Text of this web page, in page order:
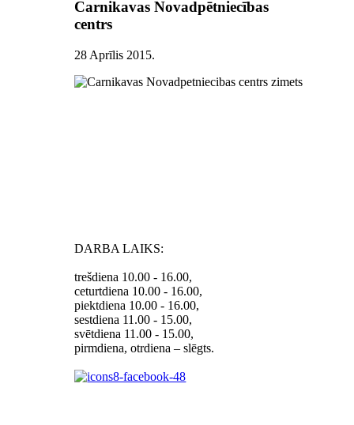
Carnikavas Novadpētniecības
centrs
28 Aprīlis 2015.
DARBA LAIKS:
trešdiena 10.00 - 16.00,
ceturtdiena 10.00 - 16.00,
piektdiena 10.00 - 16.00,
sestdiena 11.00 - 15.00,
svētdiena 11.00 - 15.00,
pirmdiena, otrdiena – slēgts.